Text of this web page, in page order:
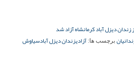
دیزل آباد کرمانشاه آزاد شد
برچسب ها: آزادیزندان دیزل آبادسیاوش